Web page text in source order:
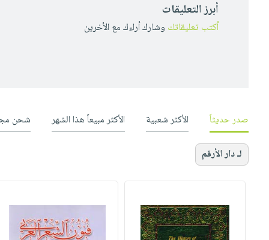
أبرز التعليقات
أكتب تعليقاتك وشارك أراءك مع الأخرين
صدر حديثاً الأكثر شعبية الأكثر مبيعاً هذا الشهر شحن
لـ دار الأرقم